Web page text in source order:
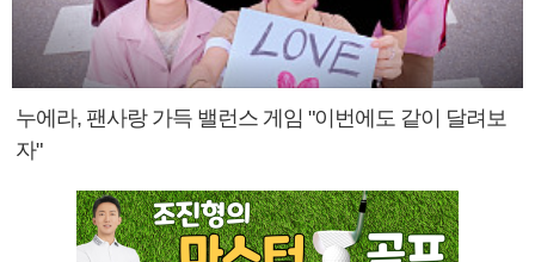
누에라, 팬사랑 가득 밸런스 게임 "이번에도 같이 달려보
자"